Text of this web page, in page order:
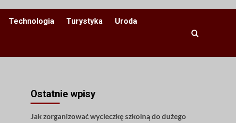
Technologia Turystyka Uroda
Ostatnie wpisy
Jak zorganizować wycieczkę szkolną do dużego